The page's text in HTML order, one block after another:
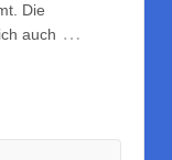
Die
auch …